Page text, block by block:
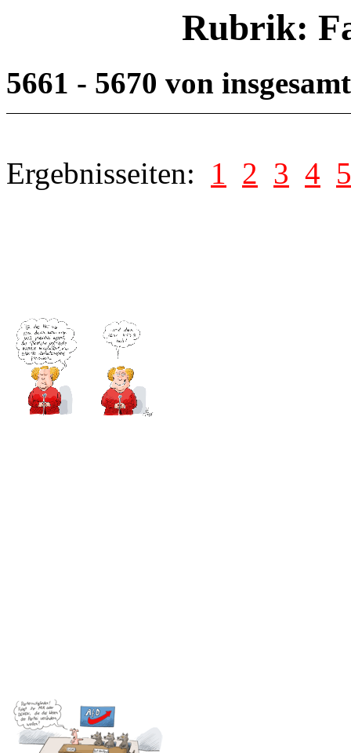
Rubrik:
5661 - 5670 von
Ergebnisseiten: 1 2 3 4 5